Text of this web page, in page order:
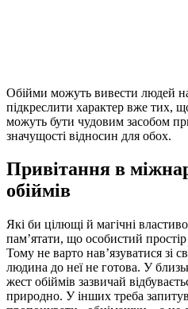
Обійми можуть вивести людей
підкреслити характер вже тих,
можуть бути чудовим засобом
значущості відносин для обох.
Привітання в
обіймів
Які би цілющі й магічні
пам’ятати, що особистий
Тому не варто нав’язуватися зі
людина до неї не готова. У
жест обіймів зазвичай
природно. У інших треба